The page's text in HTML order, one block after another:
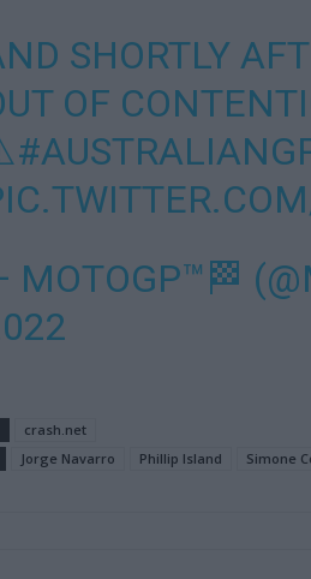
SHORTLY
OF
MOTOGP™🏁
crash.net
Jorge Navarro Phillip Island Simone